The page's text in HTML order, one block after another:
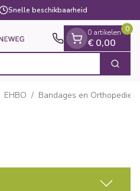
Snelle beschikbaarheid
Zoek
0 artikelen
€ 0,00
0
EHBO / Bandages en Orthopedie